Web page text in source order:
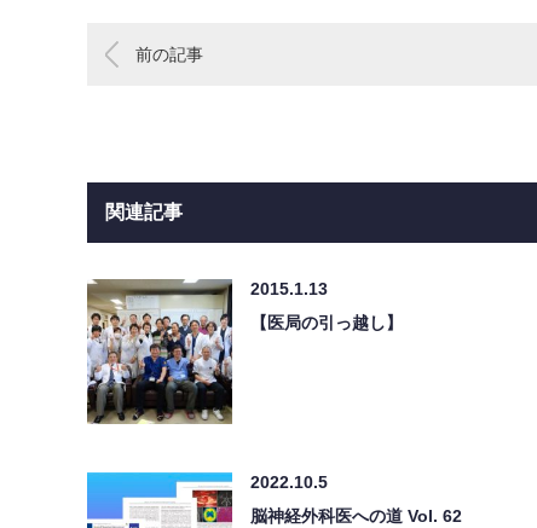
前の記事
関連記事
2015.1.13
【医局の引っ越し】
2022.10.5
脳神経外科医への道 Vol. 62